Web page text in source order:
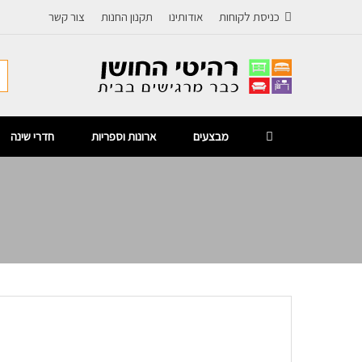
כניסת לקוחות אודותינו תקנון החנות צור קשר
מבצעים ארונות וספריות חדרי שינה